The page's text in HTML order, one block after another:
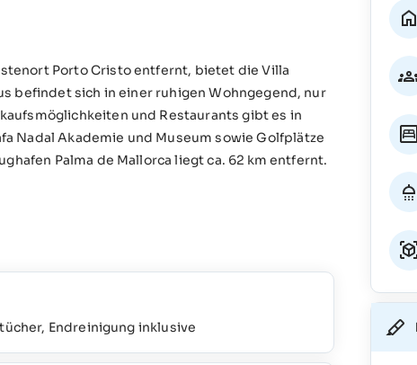
Porto Cristo entfernt, bietet die Villa
befindet sich in einer ruhigen Wohngegend, nur
und Restaurants gibt es in
Nadal Akademie und Museum sowie Golfplätze
Palma de Mallorca liegt ca. 62 km entfernt.
Endreinigung inklusive